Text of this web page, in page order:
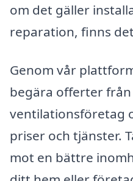
om det gäller
reparation, finns
Genom vår
begära offerter
ventilationsföretag
priser och tjänster.
mot en bättre